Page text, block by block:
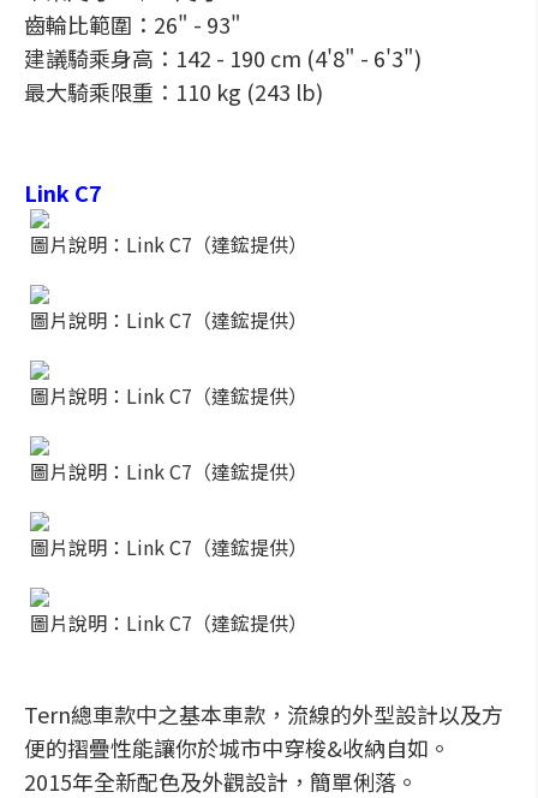
齒輪比範圍：26" - 93"
建議騎乘身高：142 - 190 cm (4'8" - 6'3")
最大騎乘限重：110 kg (243 lb)
Link C7
圖片說明：Link C7（達鋐提供）
圖片說明：Link C7（達鋐提供）
圖片說明：Link C7（達鋐提供）
圖片說明：Link C7（達鋐提供）
圖片說明：Link C7（達鋐提供）
圖片說明：Link C7（達鋐提供）
Tern總車款中之基本車款，流線的外型設計以及方
便的摺疊性能讓你於城市中穿梭&收納自如。
2015年全新配色及外觀設計，簡單俐落。